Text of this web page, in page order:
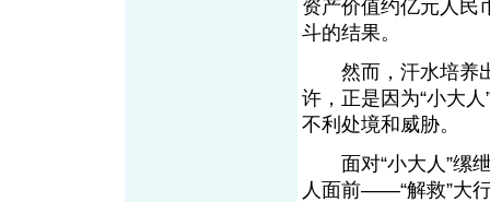
资产价值约亿元人民
斗的结果。
然而，汗水培养出
许，正是因为“小大
不利处境和威胁。
面对“小大人”缧绁
人面前——“解救”大